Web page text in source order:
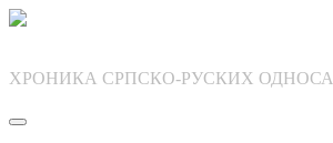
Skip
ХРОНИКА СРПСКО-РУСКИХ ОДНОСА